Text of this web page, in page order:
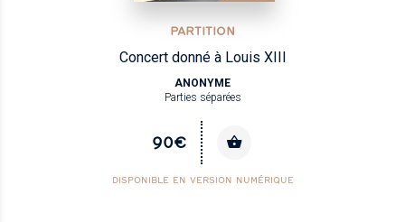
PARTITION
Concert donné à Louis XIII
ANONYME
Parties séparées
90€
DISPONIBLE EN VERSION NUMÉRIQUE